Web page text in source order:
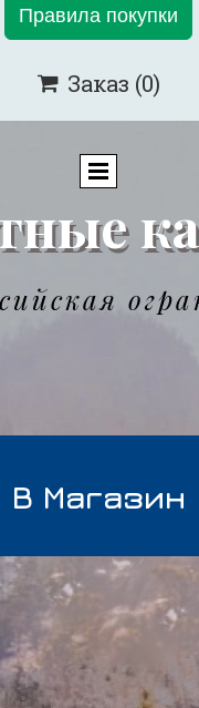
Правила покупки
 Заказ (0)
В Магазин